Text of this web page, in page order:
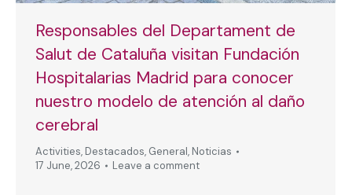
Responsables del Departament de
Salut de Cataluña visitan Fundación
Hospitalarias Madrid para conocer
nuestro modelo de atención al daño
cerebral
Activities, Destacados, General, Noticias
17 June, 2026
Leave a comment